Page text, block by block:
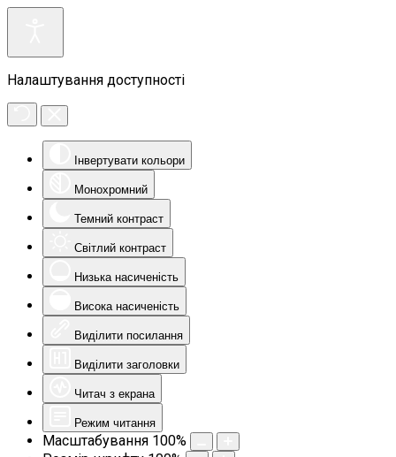
Налаштування доступності
Інвертувати кольори
Монохромний
Темний контраст
Світлий контраст
Низька насиченість
Висока насиченість
Виділити посилання
Виділити заголовки
Читач з екрана
Режим читання
Масштабування 100%